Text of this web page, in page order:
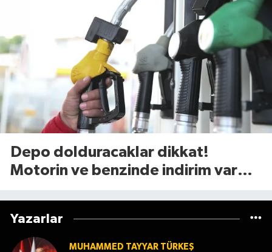
Depo dolduracaklar dikkat!
Motorin ve benzinde indirim var
Yazarlar
MUHAMMED TAYYAR TÜRKEŞ